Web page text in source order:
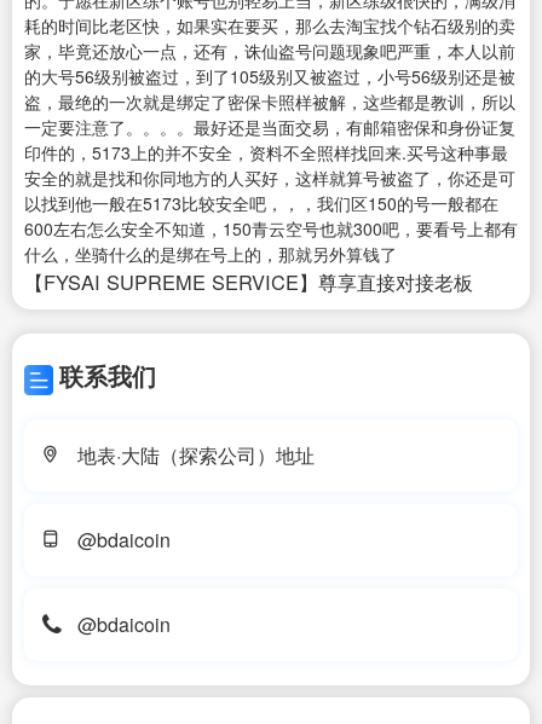
耗的时间比老区快，如果实在要买，那么去淘宝找个钻石级别的卖
家，毕竟还放心一点，还有，诛仙盗号问题现象吧严重，本人以前
的大号56级别被盗过，到了105级别又被盗过，小号56级别还是被
盗，最绝的一次就是绑定了密保卡照样被解，这些都是教训，所以
一定要注意了。。。。最好还是当面交易，有邮箱密保和身份证复
印件的，5173上的并不安全，资料不全照样找回来.买号这种事最
安全的就是找和你同地方的人买好，这样就算号被盗了，你还是可
以找到他一般在5173比较安全吧，，，我们区150的号一般都在
600左右怎么安全不知道，150青云空号也就300吧，要看号上都有
什么，坐骑什么的是绑在号上的，那就另外算钱了
【FYSAI SUPREME SERVICE】尊享直接对接老板
联系我们
地表·大陆（探索公司）地址
@bdaicoin
@bdaicoin